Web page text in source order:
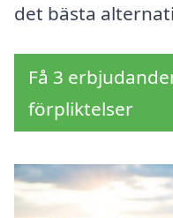
det bästa
Få 3
förpliktelser